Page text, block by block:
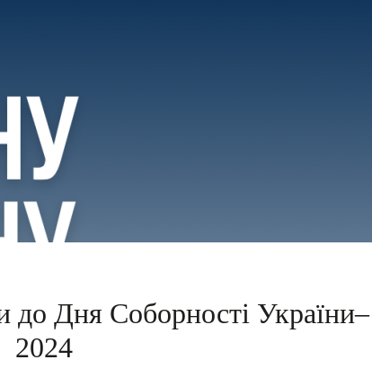
до Дня Соборності України–
2024